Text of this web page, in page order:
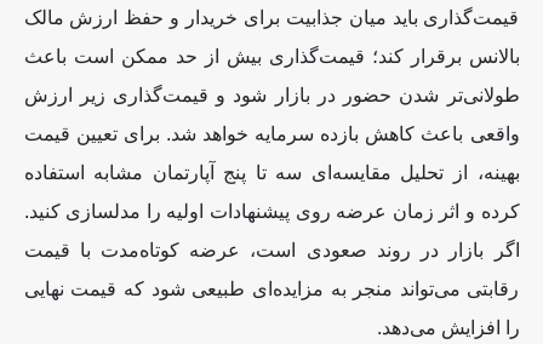
قیمت‌گذاری باید میان جذابیت برای خریدار و حفظ ارزش مالک
بالانس برقرار کند؛ قیمت‌گذاری بیش از حد ممکن است باعث
طولانی‌تر شدن حضور در بازار شود و قیمت‌گذاری زیر ارزش
واقعی باعث کاهش بازده سرمایه خواهد شد. برای تعیین قیمت
بهینه، از تحلیل مقایسه‌ای سه تا پنج آپارتمان مشابه استفاده
کرده و اثر زمان عرضه روی پیشنهادات اولیه را مدلسازی کنید.
اگر بازار در روند صعودی است، عرضه کوتاه‌مدت با قیمت
رقابتی می‌تواند منجر به مزایده‌ای طبیعی شود که قیمت نهایی
را افزایش می‌دهد.